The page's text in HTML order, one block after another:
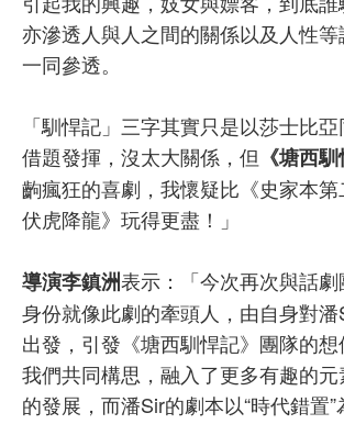
亦滲透人與人之間的關係以及人性
一同參透。
「馴悍記」三字其實只是以莎士比
借題發揮，沒太大關係，但 《塘西馴
齣瘋狂的喜劇，我懷疑比《史家本第
伏虎降龍》玩得更盡！」
導演李鎮洲表示：「今次再次與話
身份就像此劇的牽頭人，由自身對
出發，引發《塘西馴悍記》團隊的想
我們共同構思，融入了更多有趣的
的發展，而潘Sir的劇本以“時代錯置